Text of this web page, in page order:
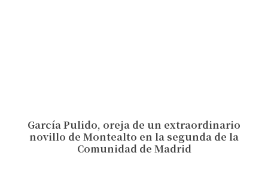
García Pulido, oreja de un extraordinario
novillo de Montealto en la segunda de la
Comunidad de Madrid